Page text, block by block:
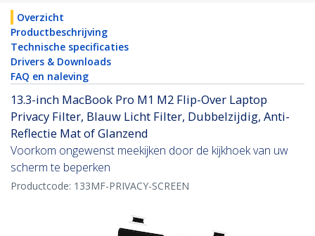
Overzicht
Productbeschrijving
Technische specificaties
Drivers & Downloads
FAQ en naleving
13.3-inch MacBook Pro M1 M2 Flip-Over Laptop
Privacy Filter, Blauw Licht Filter, Dubbelzijdig, Anti-
Reflectie Mat of Glanzend
Voorkom ongewenst meekijken door de kijkhoek van uw
scherm te beperken
Productcode: 133MF-PRIVACY-SCREEN